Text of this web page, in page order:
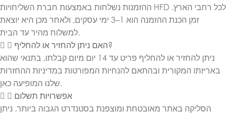
ההזמנות נשלחות באמצעות חברת השליחויות HFD לכל רחבי הארץ.
זמן הכנת ההזמנה הוא 1–3 ימי עסקים, ולאחר מכן היא יוצאת
למשלוח מהיר עד הבית.
האם ניתן להחזיר או להחליף?
ניתן להחזיר או להחליף פריט עד 14 יום מיום קבלתו, בתנאי שהוא
באריזתו המקורית ובהתאם להנחיות המפורטות במדיניות ההחזרות
שלנו המופיעה כאן.
אפשרויות תשלום
הסליקה באתר מאובטחת ומוצפנת בסטנדרט הגבוה ביותר. ניתן